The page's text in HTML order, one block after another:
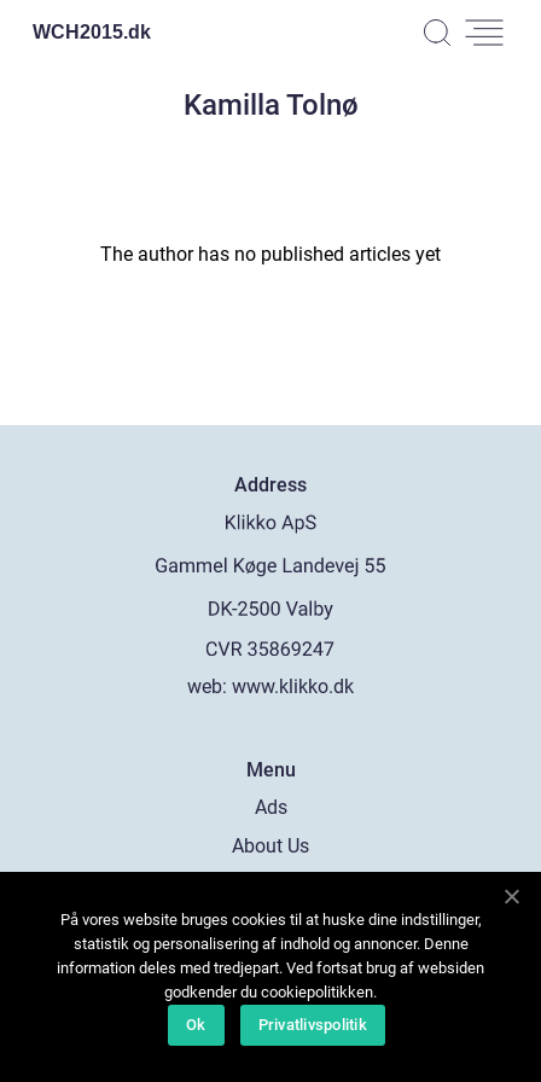
WCH2015.dk
Kamilla Tolnø
The author has no published articles yet
Address
web: www.klikko.dk
Menu
Ads
About Us
Contact
Sitemap
På vores website bruges cookies til at huske dine indstillinger,
statistik og personalisering af indhold og annoncer. Denne
information deles med tredjepart. Ved fortsat brug af websiden
godkender du cookiepolitikken.
Ok
Privatlivspolitik